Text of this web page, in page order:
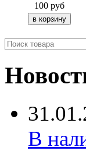
100 руб
В